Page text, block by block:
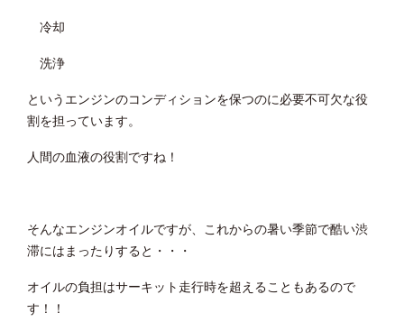
冷却
洗浄
というエンジンのコンディションを保つのに必要不可欠な役
割を担っています。
人間の血液の役割ですね！
そんなエンジンオイルですが、これからの暑い季節で酷い渋
滞にはまったりすると・・・
オイルの負担はサーキット走行時を超えることもあるので
す！！